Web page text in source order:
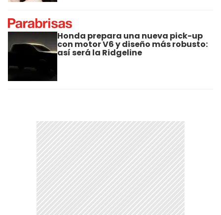
Honda prepara una nueva pick-up
con motor V6 y diseño más robusto:
así será la Ridgeline